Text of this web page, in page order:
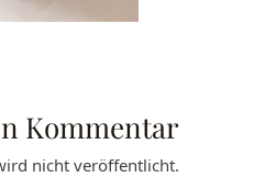
Kommentar
nicht veröffentlicht.